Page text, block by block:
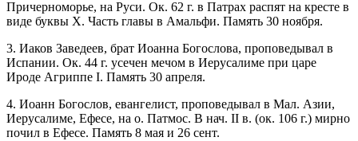
Причерноморье, на Руси. Ок. 62 г. в Патрах распят на кресте в
виде буквы Х. Часть главы в Амальфи. Память 30 ноября.
3. Иаков Заведеев, брат Иоанна Богослова, проповедывал в
Испании. Ок. 44 г. усечен мечом в Иерусалиме при царе
Ироде Агриппе I. Память 30 апреля.
4. Иоанн Богослов, евангелист, проповедывал в Мал. Азии,
Иерусалиме, Ефесе, на о. Патмос. В нач. II в. (ок. 106 г.) мирно
почил в Ефесе. Память 8 мая и 26 сент.